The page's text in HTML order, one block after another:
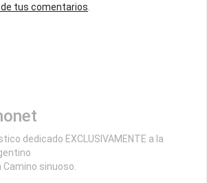
tus comentarios.
dedicado EXCLUSIVAMENTE a la
Camino sinuoso.